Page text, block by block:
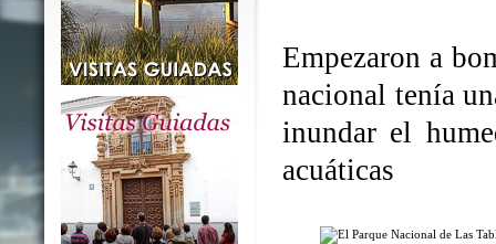
Empezaron a
nacional tenía
inundar el
acuáticas